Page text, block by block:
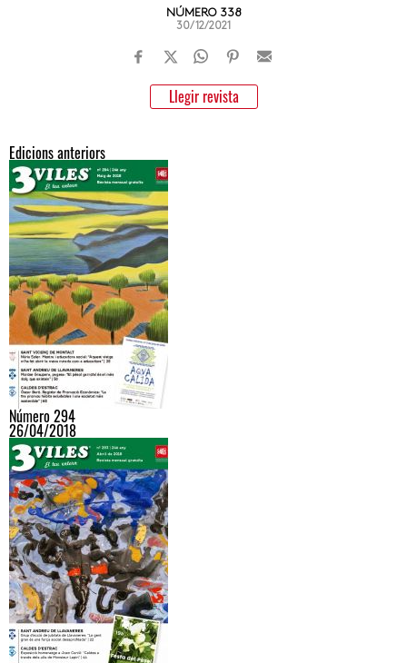
NÚMERO 338
30/12/2021
Llegir revista
Edicions anteriors
Número 294
26/04/2018